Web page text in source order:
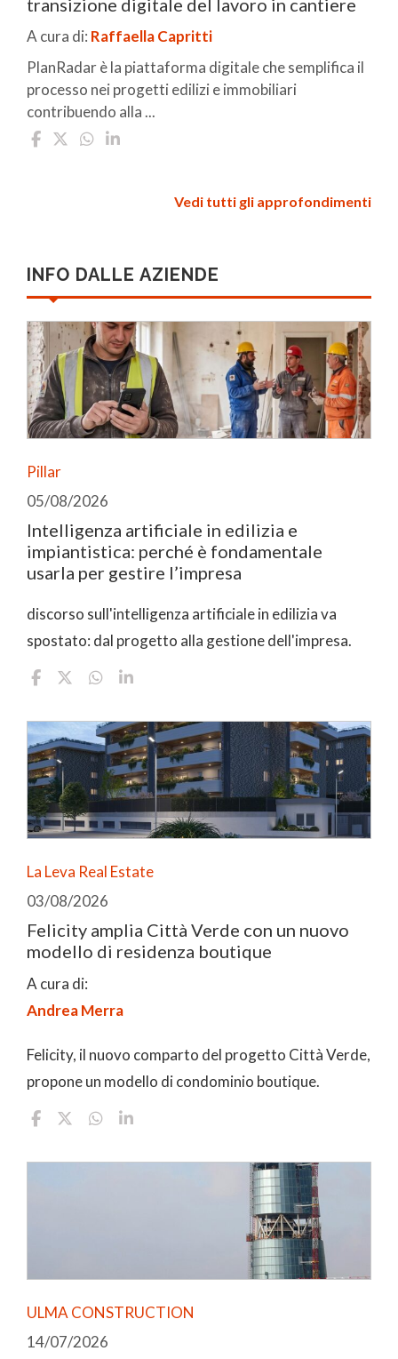
transizione digitale del lavoro in cantiere
A cura di: Raffaella Capritti
PlanRadar è la piattaforma digitale che semplifica il
processo nei progetti edilizi e immobiliari
contribuendo alla ...
Vedi tutti gli approfondimenti
INFO DALLE AZIENDE
Pillar
05/08/2026
Intelligenza artificiale in edilizia e
impiantistica: perché è fondamentale
usarla per gestire l’impresa
discorso sull'intelligenza artificiale in edilizia va
spostato: dal progetto alla gestione dell'impresa.
La Leva Real Estate
03/08/2026
Felicity amplia Città Verde con un nuovo
modello di residenza boutique
A cura di:
Andrea Merra
Felicity, il nuovo comparto del progetto Città Verde,
propone un modello di condominio boutique.
ULMA CONSTRUCTION
14/07/2026